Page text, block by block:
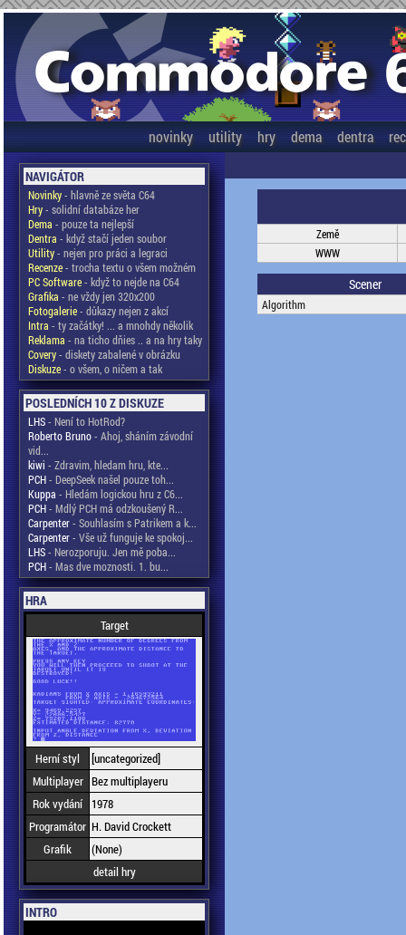
novinky utility hry dema dentra
NAVIGÁTOR
Novinky- hlavně ze světa C64
Hry- solidní databáze her
Dema - pouze ta nejlepší
Dentra - když stačí jeden soubor
Utility- nejen pro práci a legraci
Recenze- trocha textu o všem možném
PC Software- když to nejde na C64
Grafika - ne vždy jen 320x200
Fotogalerie- důkazy nejen z akcí
Intra - ty začátky! ... a mnohdy několik
Reklama - na ticho dňies .. a na hry taky
Covery- diskety zabalené v obrázku
Diskuze- o všem, o ničem a tak
POSLEDNÍCH 10 Z DISKUZE
LHS- Není to HotRod?
Roberto Bruno- Ahoj, sháním závodní
vid...
kiwi - Zdravim, hledam hru, kte...
PCH- DeepSeek našel pouze toh...
Kuppa - Hledám logickou hru z C6...
PCH- Mdlý PCH má odzkoušený R...
Carpenter- Souhlasím s Patrikem a k...
Carpenter- Vše už funguje ke spokoj...
LHS- Nerozporuju. Jen mě poba...
PCH- Mas dve moznosti. 1. bu...
HRA
Target
Herní styl
[uncategorized]
Multiplayer Bez multiplayeru
Rok vydání
1978
Programátor H. David Crockett
Grafik
(None)
detail hry
INTRO
Země
WWW
Scener
Algorithm